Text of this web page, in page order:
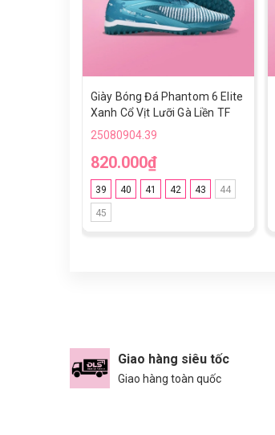
Giày Bóng Đá Phantom 6 Elite
Xanh Cổ Vịt Lưỡi Gà Liền TF
25080904.39
820.000₫
39 40 41 42 43 44
45
Giao hàng siêu tốc
Giao hàng toàn quốc